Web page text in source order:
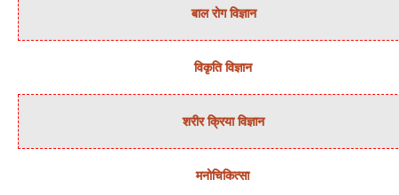
बाल रोग विज्ञान
विकृति विज्ञान
शरीर क्रिया विज्ञान
मनोचिकित्‍सा